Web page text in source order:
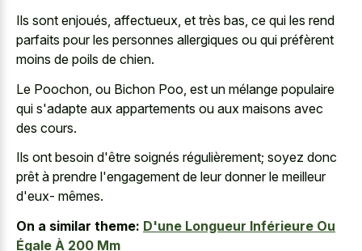
Ils sont enjoués, affectueux, et très bas, ce qui les rend
parfaits pour les personnes allergiques ou qui préfèrent
moins de poils de chien.
Le Poochon, ou Bichon Poo, est un mélange populaire
qui s'adapte aux appartements ou aux maisons avec
des cours.
Ils ont besoin d'être soignés régulièrement; soyez donc
prêt à prendre l'engagement de leur donner le meilleur
d'eux- mêmes.
On a similar theme: D'une Longueur Inférieure Ou
Égale À 200 Mm